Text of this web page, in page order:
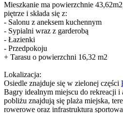
Mieszkanie ma powierzchnie
piętrze i składa się z:
- Salonu z aneksem kuchennym
- Sypialni wraz z garderobą
- Łazienki
- Przedpokoju
+ Tarasu o powierzchni 16,32 m2
Lokalizacja:
Osiedle znajduje się w zielonej części
Bagry idealnym miejscu do rekreacji
pobliżu znajdują się plaża miejska,
rowerowe oraz infrastruktura sportowa